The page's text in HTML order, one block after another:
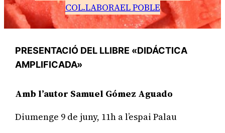
COL.LABORAEL POBLE
PRESENTACIÓ DEL LLIBRE «DIDÁCTICA
AMPLIFICADA»
Amb l’autor Samuel Gómez Aguado
Diumenge 9 de juny, 11h a l’espai Palau